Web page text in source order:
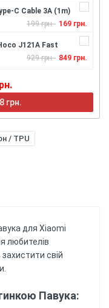
C Cable 3A (1m)
199 грн. 169 грн.
J121A Fast
929 грн. 849 грн.
грн.
/ TPU
для Xiaomi
любителів
захистити свій
Павука: